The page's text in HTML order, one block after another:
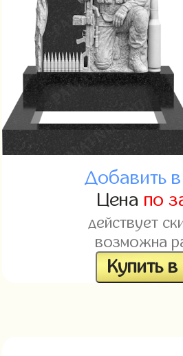
Добавить
Цена по
действует
возможна
Купить в